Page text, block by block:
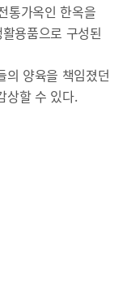
통가옥인 한옥을
용품으로 구성된
의 양육을 책임졌던
상할 수 있다.